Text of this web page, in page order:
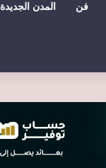
فن المدن الجديدة